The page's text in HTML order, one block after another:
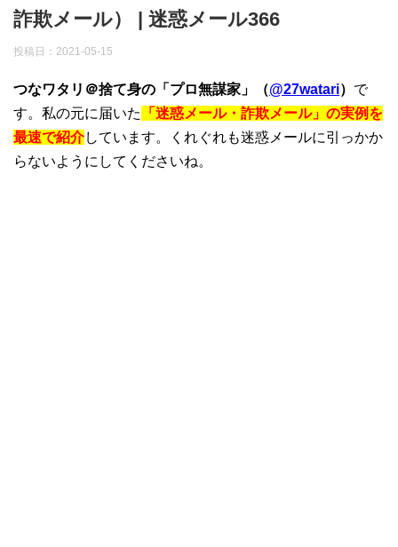
詐欺メール） | 迷惑メール366
投稿日： 2021-05-15
つなワタリ＠捨て身の「プロ無謀家」（@27watari） で
す。私の元に届いた
「迷惑メール・詐欺メール」の実例を
最速で紹介しています。くれぐれも迷惑メールに引っかか
らないようにしてくださいね。